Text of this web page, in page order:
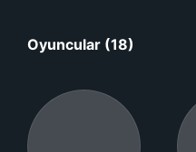
Oyuncular (18)